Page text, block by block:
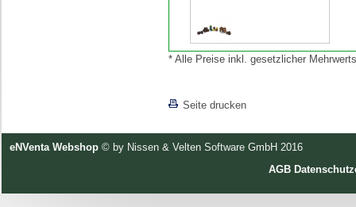
* Alle Preise inkl. gesetzlicher
Seite drucken
eNVenta Webshop © by Nissen & Velten Software GmbH 2016
AGB